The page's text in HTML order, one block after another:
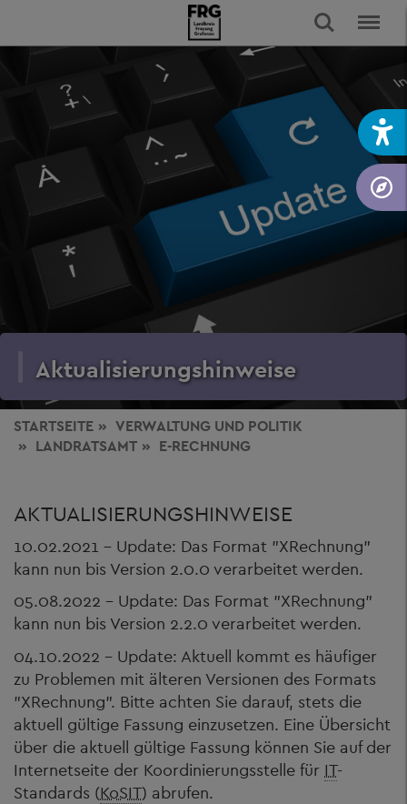
Aktualisierungshinweise
STARTSEITE VERWALTUNG UND POLITIK
LANDRATSAMT
E-RECHNUNG
AKTUALISIERUNGSHINWEISE
10.02.2021 - Update: Das Format "XRechnung"
kann nun bis Version 2.0.0 verarbeitet werden.
05.08.2022 - Update: Das Format "XRechnung"
kann nun bis Version 2.2.0 verarbeitet werden.
04.10.2022 - Update: Aktuell kommt es häufiger
zu Problemen mit älteren Versionen des Formats
"XRechnung". Bitte achten Sie darauf, stets die
aktuell gültige Fassung einzusetzen. Eine Übersicht
über die aktuell gültige Fassung können Sie auf der
Internetseite der Koordinierungsstelle für IT-
Standards (KoSIT) abrufen.